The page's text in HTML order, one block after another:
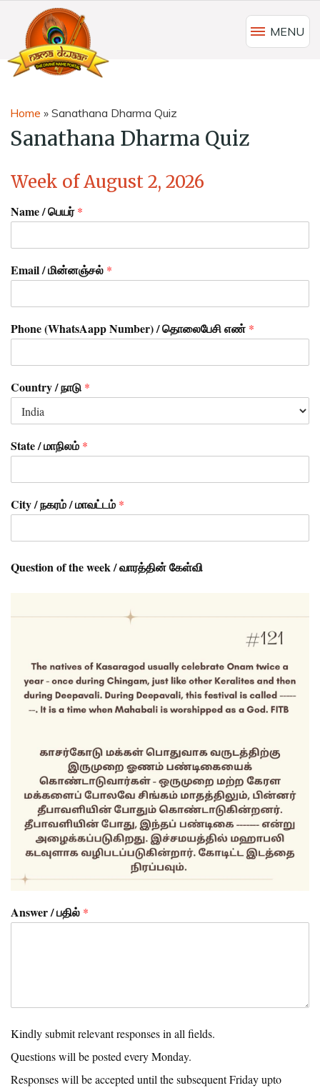
MENU
Home »Sanathana Dharma Quiz
Sanathana Dharma Quiz
Week of August 2, 2026
Name / பெயர்*
Email / மின்னஞ்சல் *
Phone (WhatsAapp Number) / தொலைபேசி எண் *
Country / நாடு *
State / மாநிலம் *
City / நகரம் / மாவட்டம் *
Question of the week / வாரத்தின் கேள்வி
Answer / பதில் *
Kindly submit relevant responses in all fields.
Questions will be posted every Monday.
Responses will be accepted until the subsequent Friday upto